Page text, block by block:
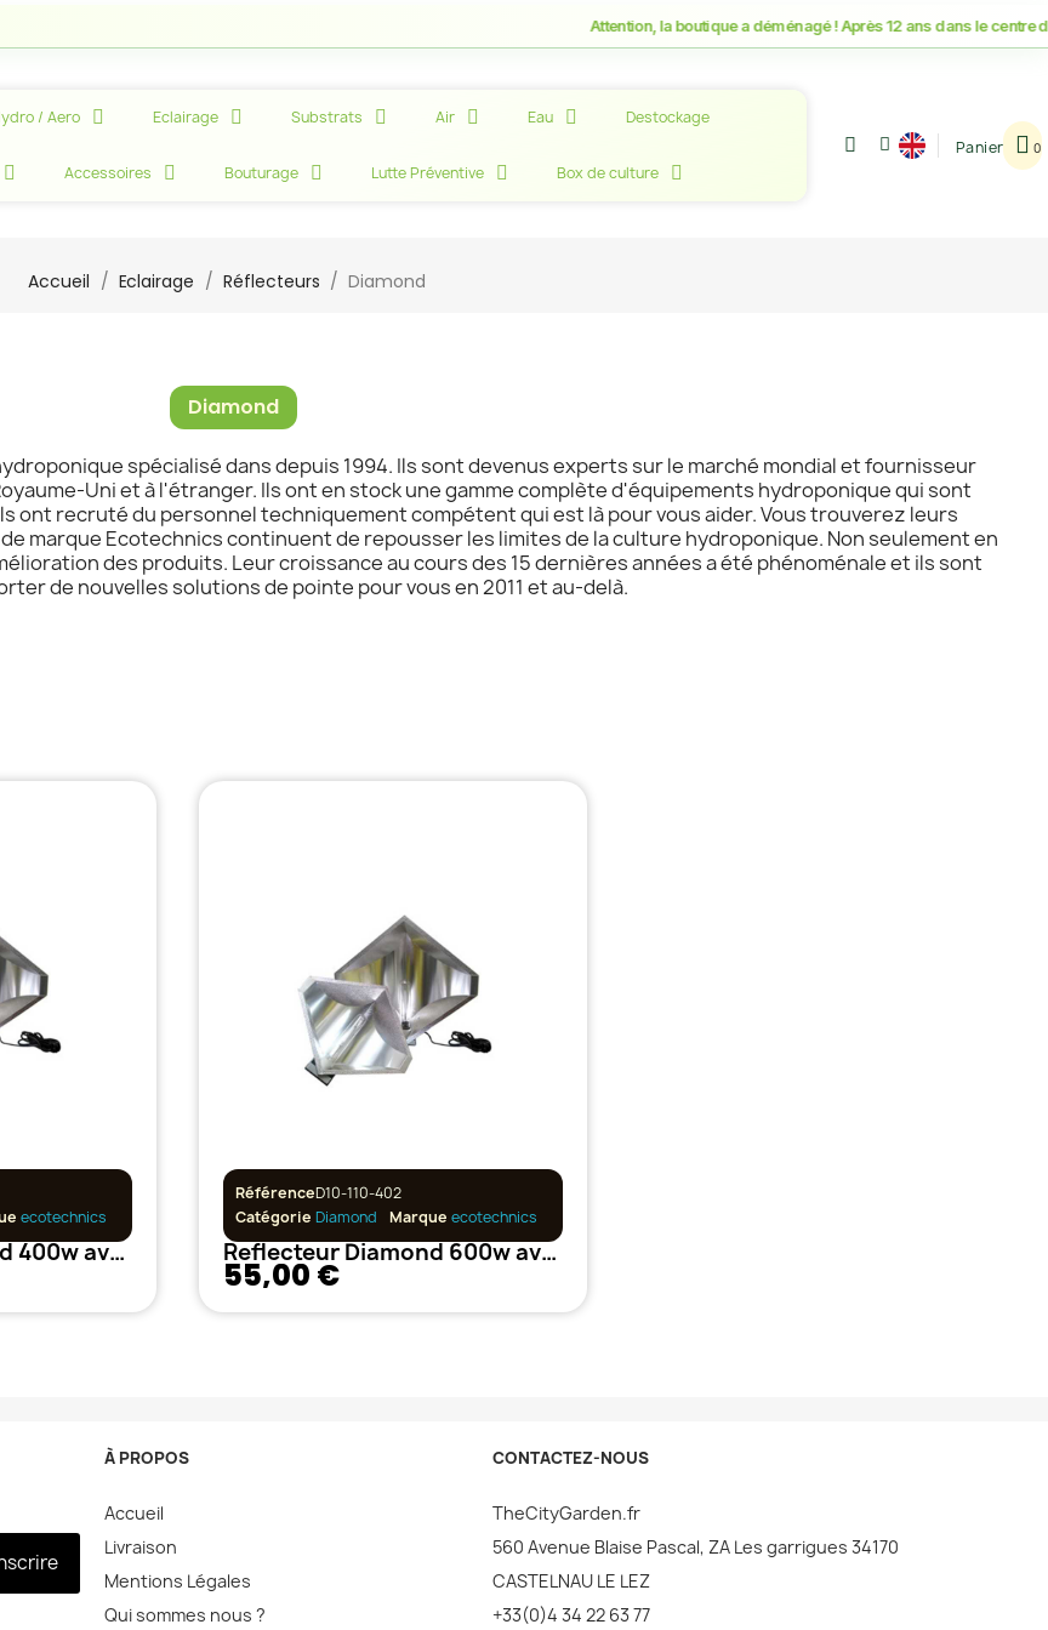
Attention, la boutique a déménagé ! Après 12 ans dans le centre
/ Aero Eclairage Substrats Air Eau Destockage
Accessoires Bouturage Lutte Préventive Box de culture
Panier
Accueil Eclairage Réflecteurs Diamond
Diamond
spécialisé dans depuis 1994. Ils sont devenus experts sur le marché mondial et fournisseur
Uni et à l'étranger. Ils ont en stock une gamme complète d'équipements hydroponique qui sont
ont recruté du personnel techniquement compétent qui est là pour vous aider. Vous trouverez leurs
marque Ecotechnics continuent de repousser les limites de la culture hydroponique. Non seulement en
des produits. Leur croissance au cours des 15 dernières années a été phénoménale et ils sont
de nouvelles solutions de pointe pour vous en 2011 et au-delà.
ecotechnics
Reflecteur Diamond 400w avec câble
RéférenceD10-110-402
CatégorieDiamond Marque ecotechnics
Reflecteur Diamond 600w avec câble
55,00 €
À PROPOS
Accueil
Livraison
Mentions Légales
Qui sommes nous ?
CONTACTEZ-NOUS
TheCityGarden.fr
560 Avenue Blaise Pascal, ZA Les garrigues 34170
CASTELNAU LE LEZ
+33(0)4 34 22 63 77